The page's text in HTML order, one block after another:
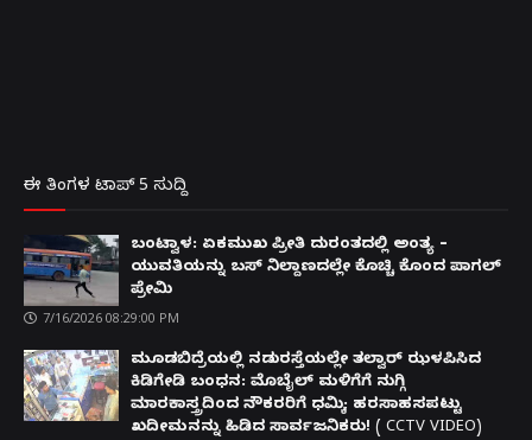
ಈ ತಿಂಗಳ ಟಾಪ್ 5 ಸುದ್ದಿ
ಬಂಟ್ವಾಳ: ಏಕಮುಖ ಪ್ರೀತಿ ದುರಂತದಲ್ಲಿ ಅಂತ್ಯ –
ಯುವತಿಯನ್ನು ಬಸ್ ನಿಲ್ದಾಣದಲ್ಲೇ ಕೊಚ್ಚಿ ಕೊಂದ ಪಾಗಲ್
ಪ್ರೇಮಿ
7/16/2026 08:29:00 PM
ಮೂಡಬಿದ್ರೆಯಲ್ಲಿ ನಡುರಸ್ತೆಯಲ್ಲೇ ತಲ್ವಾರ್ ಝಳಪಿಸಿದ
ಕಿಡಿಗೇಡಿ ಬಂಧನ: ಮೊಬೈಲ್ ಮಳಿಗೆಗೆ ನುಗ್ಗಿ
ಮಾರಕಾಸ್ತ್ರದಿಂದ ನೌಕರರಿಗೆ ಧಮ್ಕಿ; ಹರಸಾಹಸಪಟ್ಟು
ಖದೀಮನನ್ನು ಹಿಡಿದ ಸಾರ್ವಜನಿಕರು! ( CCTV VIDEO)